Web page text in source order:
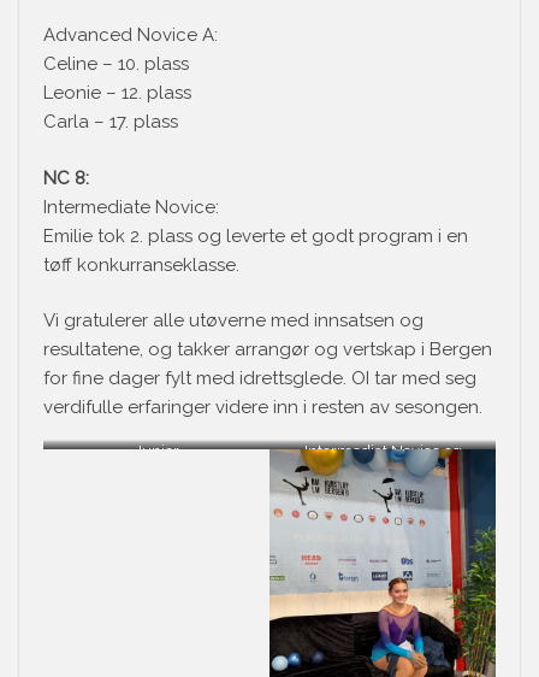
Advanced Novice A:
Celine – 10. plass
Leonie – 12. plass
Carla – 17. plass
NC 8:
Intermediate Novice:
Emilie tok 2. plass og leverte et godt program i en
tøff konkurranseklasse.
Vi gratulerer alle utøverne med innsatsen og
resultatene, og takker arrangør og vertskap i Bergen
for fine dager fylt med idrettsglede. OI tar med seg
verdifulle erfaringer videre inn i resten av sesongen.
Junior
Intermediat Novice og
Advanced Novice